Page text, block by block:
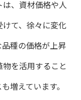
、資材価格や人
て、徐々に変化
種の価格が上昇
を活用すること
増えています。